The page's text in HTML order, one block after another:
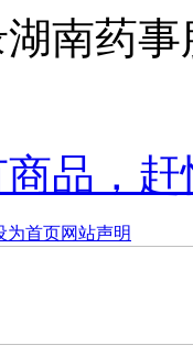
湖南药
品，
为首页网站声明